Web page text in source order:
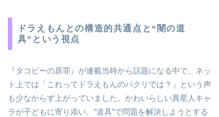
ドラえもんとの構造的共通点と“闇の道
具”という視点
『タコピーの原罪』が連載当時から話題になる中で、ネッ
ト上では「これってドラえもんのパクリでは？」という声
も少なからず上がっていました。かわいらしい異星人キャ
ラが子どもに寄り添い、“道具”で問題を解決しようとする